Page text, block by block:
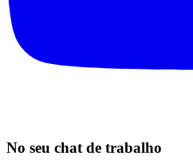
No seu chat de trabalho